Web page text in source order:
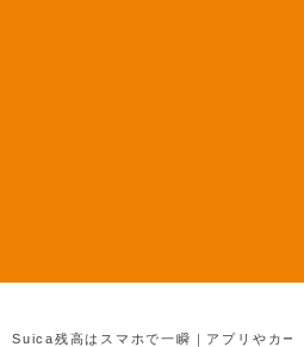
Suica残高はスマホで一瞬｜アプリやカー